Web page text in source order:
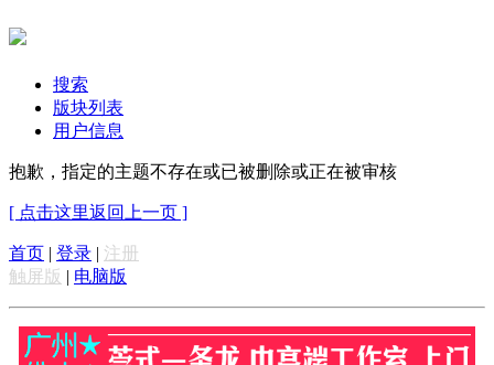
搜索
版块列表
用户信息
抱歉，指定的主题不存在或已被删除或正在被审核
[ 点击这里返回上一页 ]
首页 | 登录 | 注册
触屏版 | 电脑版